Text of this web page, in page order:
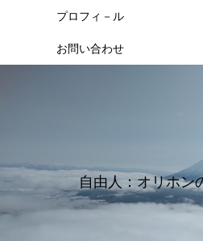
自由人：オリホン
プロフィ－ル
お問い合わせ